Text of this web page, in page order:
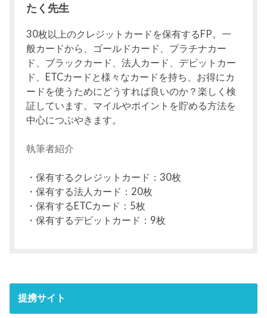
たく先生
30枚以上のクレジットカードを保有するFP。一
般カードから、ゴールドカード、プラチナカー
ド、ブラックカード、法人カード、デビットカー
ド、ETCカードと様々なカードを持ち、お得にカ
ードを使うためにどうすれば良いのか？楽しく検
証しています。マイルやポイントを貯める方法を
中心につぶやきます。
執筆者紹介
・保有するクレジットカード：30枚
・保有する法人カード：20枚
・保有するETCカード：5枚
・保有するデビットカード：9枚
提携サイト